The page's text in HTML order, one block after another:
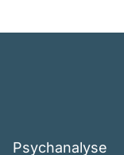
Psychanalyse